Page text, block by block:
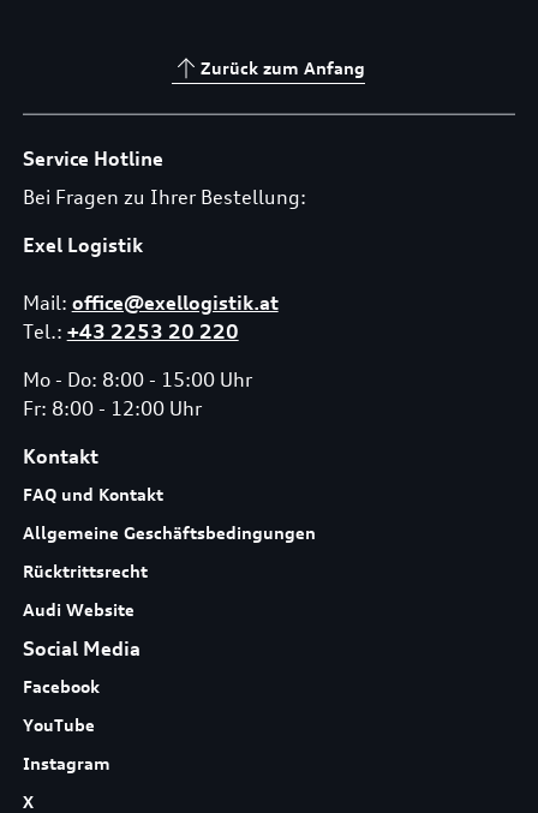
Zurück zum Anfang
Service Hotline
Bei Fragen zu Ihrer Bestellung:
Exel Logistik
Mail: office@exellogistik.at
Tel.: +43 2253 20 220
Mo - Do: 8:00 - 15:00 Uhr
Fr: 8:00 - 12:00 Uhr
Kontakt
FAQ und Kontakt
Allgemeine Geschäftsbedingungen
Rücktrittsrecht
Audi Website
Social Media
Facebook
YouTube
Instagram
X